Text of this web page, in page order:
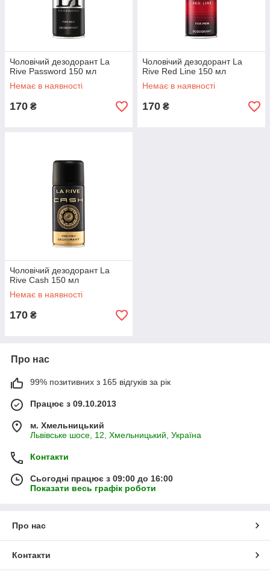
Чоловічий дезодорант La
Rive Password 150 мл
Немає в наявності
170 ₴
Чоловічий дезодорант La
Rive Red Line 150 мл
Немає в наявності
170 ₴
Чоловічий дезодорант La
Rive Cash 150 мл
Немає в наявності
170 ₴
Про нас
99% позитивних з 165 відгуків за рік
Працює з 09.10.2013
м. Хмельницький
Львівське шосе, 12, Хмельницький, Україна
Контакти
Сьогодні працює з 09:00 до 16:00
Показати весь графік роботи
Про нас
Контакти